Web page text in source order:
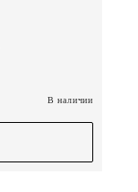
В наличии